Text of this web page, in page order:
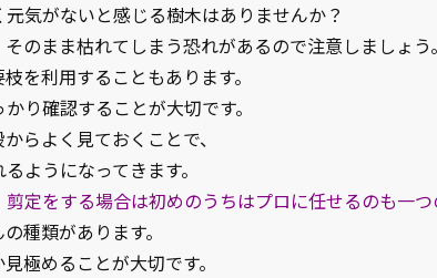
気がないと感じる樹木はありませんか？
のまま枯れてしまう恐れがあるので注意しましょう
を利用することもあります。
り確認することが大切です。
らよく見ておくことで、
ようになってきます。
定をする場合は初めのうちはプロに任せるのも一
種類があります。
極めることが大切です。